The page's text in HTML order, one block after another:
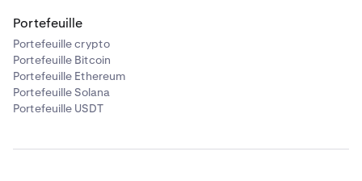
Portefeuille
Portefeuille crypto
Portefeuille Bitcoin
Portefeuille Ethereum
Portefeuille Solana
Portefeuille USDT